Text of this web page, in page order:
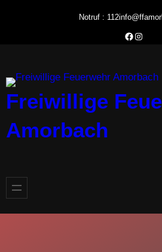
Notruf : 112
Facebook Feuerwehr Amorbach
Instagram Feuerwehr
Freiwillige
Amorbach
h